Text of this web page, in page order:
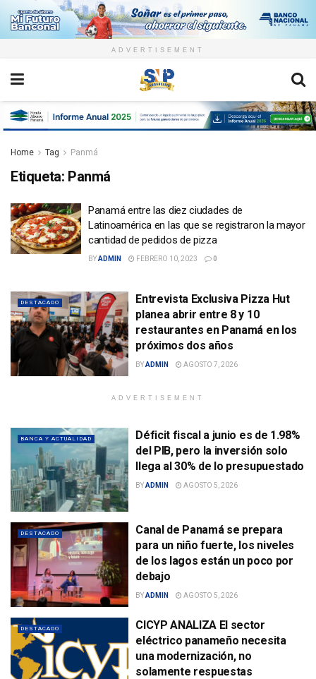
ADVERTISEMENT
Home Tag Panmá
Etiqueta: Panmá
Panamá entre las diez ciudades de
Latinoamérica en las que se registraron la mayor
cantidad de pedidos de pizza
BYADMIN FEBRERO 10, 2023 0
DESTACADO
Entrevista Exclusiva Pizza Hut
planea abrir entre 8 y 10
restaurantes en Panamá en los
próximos dos años
BYADMIN AGOSTO 7, 2026
ADVERTISEMENT
BANCA Y ACTUALIDAD
Déficit fiscal a junio es de 1.98%
del PIB, pero la inversión solo
llega al 30% de lo presupuestado
BYADMIN AGOSTO 5, 2026
DESTACADO
Canal de Panamá se prepara
para un niño fuerte, los niveles
de los lagos están un poco por
debajo
BYADMIN AGOSTO 5, 2026
DESTACADO
CICYP ANALIZA El sector
eléctrico panameño necesita
una modernización, no
solamente respuestas